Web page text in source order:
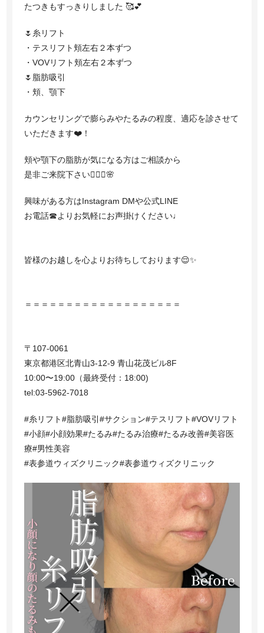
たつきもすっきりしました 🥰💕
🌷糸リフト
・テスリフト頬左右２本ずつ
・VOVリフト頬左右２本ずつ
🌷脂肪吸引
・頬、顎下
カウンセリングで膨らみやたるみの程度、適応を診させて
いただきます❤️！
頬や顎下の脂肪が気になる方はご相談から
是非ご来院下さい👩🏻‍⚕️🌸
興味がある方はInstagram DMや公式LINE
お電話☎︎よりお気軽にお声掛けください♩
皆様のお越しを心よりお待ちしております😌✨
＝＝＝＝＝＝＝＝＝＝＝＝＝＝＝＝＝＝＝
〒107-0061
東京都港区北青山3-12-9 青山花茂ビル8F
10:00〜19:00（最終受付：18:00)
tel:03-5962-7018
#糸リフト#脂肪吸引#サクション#テスリフト#VOVリフト
#小顔#小顔効果#たるみ#たるみ治療#たるみ改善#美容医
療#男性美容
#表参道ウィズクリニック#表参道ウィズクリニック